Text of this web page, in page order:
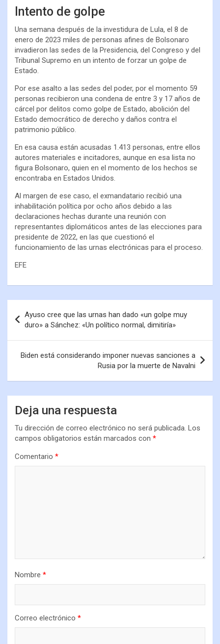
Intento de golpe
Una semana después de la investidura de Lula, el 8 de
enero de 2023 miles de personas afines de Bolsonaro
invadieron las sedes de la Presidencia, del Congreso y del
Tribunal Supremo en un intento de forzar un golpe de
Estado.
Por ese asalto a las sedes del poder, por el momento 59
personas recibieron una condena de entre 3 y 17 años de
cárcel por delitos como golpe de Estado, abolición del
Estado democrático de derecho y daños contra el
patrimonio público.
En esa causa están acusadas 1.413 personas, entre ellos
autores materiales e incitadores, aunque en esa lista no
figura Bolsonaro, quien en el momento de los hechos se
encontraba en Estados Unidos.
Al margen de ese caso, el exmandatario recibió una
inhabilitación política por ocho años debido a las
declaraciones hechas durante una reunión con
representantes diplomáticos antes de las elecciones para
presidente de 2022, en las que cuestionó el
funcionamiento de las urnas electrónicas para el proceso.
EFE
Ayuso cree que las urnas han dado «un golpe muy
duro» a Sánchez: «Un político normal, dimitiría»
Biden está considerando imponer nuevas sanciones a
Rusia por la muerte de Navalni
Deja una respuesta
Tu dirección de correo electrónico no será publicada. Los
campos obligatorios están marcados con *
Comentario *
Nombre *
Correo electrónico *